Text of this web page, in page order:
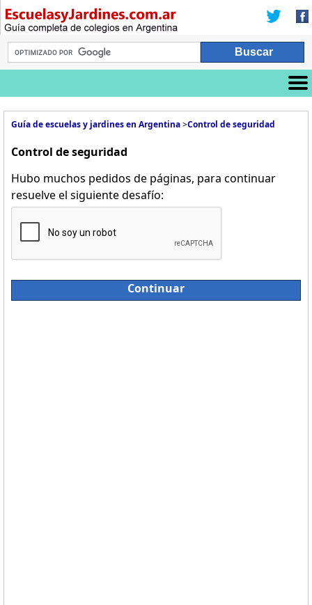
Guía de escuelas y jardines en Argentina>Control de seguridad
Control de seguridad
Hubo muchos pedidos de páginas, para continuar
resuelve el siguiente desafío:
Continuar